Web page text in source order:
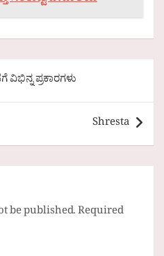
ವಿಭಿನ್ನ ಪ್ರಕಾರಗಳು
Shresta
be published.Required